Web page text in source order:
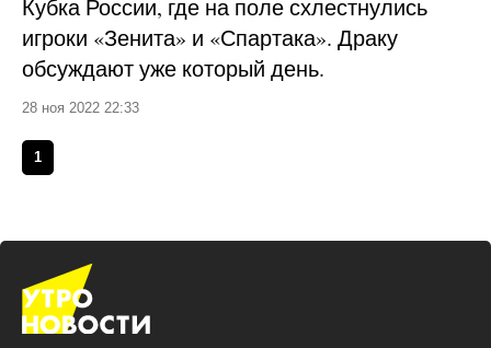
Кубка России, где на поле схлестнулись
игроки «Зенита» и «Спартака». Драку
обсуждают уже который день.
28 ноя 2022 22:33
1